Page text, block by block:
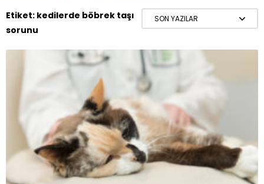
Etiket: kedilerde böbrek taşı
sorunu